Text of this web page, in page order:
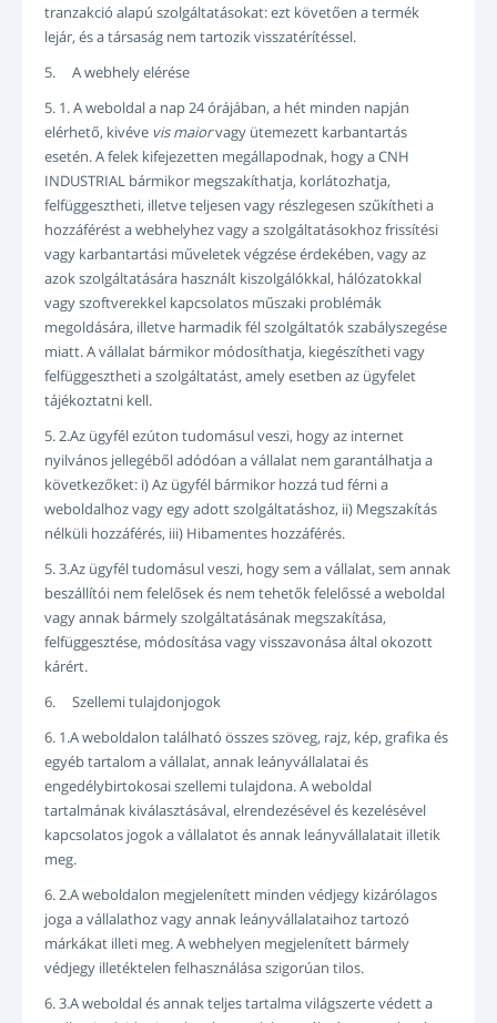
tranzakció alapú szolgáltatásokat: ezt követően a termék
lejár, és a társaság nem tartozik visszatérítéssel.
5. A webhely elérése
5. 1. A weboldal a nap 24 órájában, a hét minden napján
elérhető, kivéve vis maiorvagy ütemezett karbantartás
esetén. A felek kifejezetten megállapodnak, hogy a CNH
INDUSTRIAL bármikor megszakíthatja, korlátozhatja,
felfüggesztheti, illetve teljesen vagy részlegesen szűkítheti a
hozzáférést a webhelyhez vagy a szolgáltatásokhoz frissítési
vagy karbantartási műveletek végzése érdekében, vagy az
azok szolgáltatására használt kiszolgálókkal, hálózatokkal
vagy szoftverekkel kapcsolatos műszaki problémák
megoldására, illetve harmadik fél szolgáltatók szabályszegése
miatt. A vállalat bármikor módosíthatja, kiegészítheti vagy
felfüggesztheti a szolgáltatást, amely esetben az ügyfelet
tájékoztatni kell.
5. 2.Az ügyfél ezúton tudomásul veszi, hogy az internet
nyilvános jellegéből adódóan a vállalat nem garantálhatja a
következőket: i) Az ügyfél bármikor hozzá tud férni a
weboldalhoz vagy egy adott szolgáltatáshoz, ii) Megszakítás
nélküli hozzáférés, iii) Hibamentes hozzáférés.
5. 3.Az ügyfél tudomásul veszi, hogy sem a vállalat, sem annak
beszállítói nem felelősek és nem tehetők felelőssé a weboldal
vagy annak bármely szolgáltatásának megszakítása,
felfüggesztése, módosítása vagy visszavonása által okozott
kárért.
6. Szellemi tulajdonjogok
6. 1.A weboldalon található összes szöveg, rajz, kép, grafika és
egyéb tartalom a vállalat, annak leányvállalatai és
engedélybirtokosai szellemi tulajdona. A weboldal
tartalmának kiválasztásával, elrendezésével és kezelésével
kapcsolatos jogok a vállalatot és annak leányvállalatait illetik
meg.
6. 2.A weboldalon megjelenített minden védjegy kizárólagos
joga a vállalathoz vagy annak leányvállalataihoz tartozó
márkákat illeti meg. A webhelyen megjelenített bármely
védjegy illetéktelen felhasználása szigorúan tilos.
6. 3.A weboldal és annak teljes tartalma világszerte védett a